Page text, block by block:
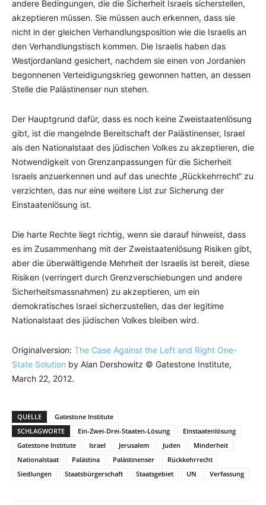
andere Bedingungen, die die Sicherheit Israels sicherstellen,
akzeptieren müssen. Sie müssen auch erkennen, dass sie
nicht in der gleichen Verhandlungsposition wie die Israelis an
den Verhandlungstisch kommen. Die Israelis haben das
Westjordanland gesichert, nachdem sie einen von Jordanien
begonnenen Verteidigungskrieg gewonnen hatten, an dessen
Stelle die Palästinenser nun stehen.
Der Hauptgrund dafür, dass es noch keine Zweistaatenlösung
gibt, ist die mangelnde Bereitschaft der Palästinenser, Israel
als den Nationalstaat des jüdischen Volkes zu akzeptieren, die
Notwendigkeit von Grenzanpassungen für die Sicherheit
Israels anzuerkennen und auf das unechte „Rückkehrrecht“ zu
verzichten, das nur eine weitere List zur Sicherung der
Einstaatenlösung ist.
Die harte Rechte liegt richtig, wenn sie darauf hinweist, dass
es im Zusammenhang mit der Zweistaatenlösung Risiken gibt,
aber die überwältigende Mehrheit der Israelis ist bereit, diese
Risiken (verringert durch Grenzverschiebungen und andere
Sicherheitsmassnahmen) zu akzeptieren, um ein
demokratisches Israel sicherzustellen, das der legitime
Nationalstaat des jüdischen Volkes bleiben wird.
Originalversion: The Case Against the Left and Right One-
State Solution by Alan Dershowitz © Gatestone Institute,
March 22, 2012.
QUELLE
Gatestone Institute
SCHLAGWORTE
Ein-Zwei-Drei-Staaten-Lösung
Einstaatenlösung
Gatestone Institute
Israel Jerusalem Juden
Minderheit
Nationalstaat
Palästina Palästinenser
Rückkehrrecht
Siedlungen
Staatsbürgerschaft Staatsgebiet UN Verfassung